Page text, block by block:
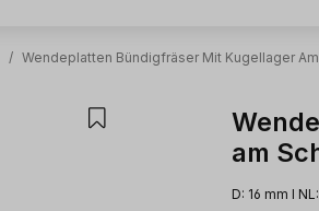
/ Wendeplatten Bündigfräser Mit Kugellager
am
D: 16 mm l